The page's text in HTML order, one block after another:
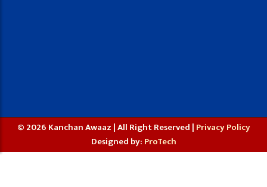
© 2026 Kanchan Awaaz | All Right Reserved | Privacy Policy
Designed by: ProTech